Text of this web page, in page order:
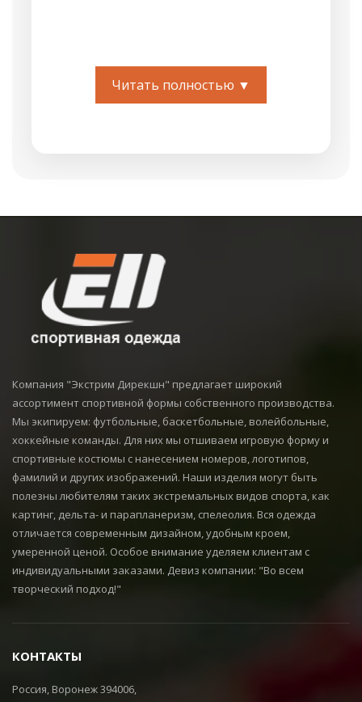
игровые номера, фамилии
спортсменов, логотипы команд,
эмблемы клубов, шевроны, гербы,
названия организаций, спонсорскую
Работа начинается с обсуждения задачи
и подготовки макета. Мы уточняем вид
изделия, размер нанесения,
расположение элементов, количество
комплектов и подходящий способ
брендирования. Если макета нет,
поможем подготовить файл,
адаптировать логотип или собрать
простой вариант дизайна для
использовать
DTF-печать,машинную вышивку
Читать полностью ▼
Компания "Экстрим Дирекшн" предлагает широкий
ассортимент спортивной формы собственного производства.
Мы экипируем: футбольные, баскетбольные, волейбольные,
хоккейные команды. Для них мы отшиваем игровую форму и
спортивные костюмы с нанесением номеров, логотипов,
фамилий и других изображений. Наши изделия могут быть
полезны любителям таких экстремальных видов спорта, как
картинг, дельта- и парапланеризм, спелеолия. Вся одежда
отличается современным дизайном, удобным кроем,
умеренной ценой. Особое внимание уделяем клиентам с
индивидуальными заказами. Девиз компании: "Во всем
творческий подход!"
КОНТАКТЫ
Россия, Воронеж 394006,